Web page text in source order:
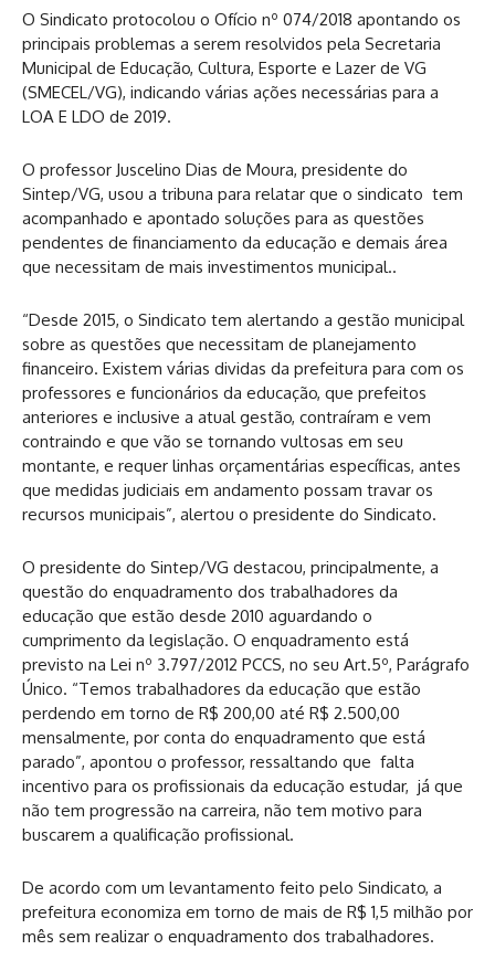
O Sindicato protocolou o Ofício nº 074/2018 apontando os
principais problemas a serem resolvidos pela Secretaria
Municipal de Educação, Cultura, Esporte e Lazer de VG
(SMECEL/VG), indicando várias ações necessárias para a
LOA E LDO de 2019.
O professor Juscelino Dias de Moura, presidente do
Sintep/VG, usou a tribuna para relatar que o sindicato tem
acompanhado e apontado soluções para as questões
pendentes de financiamento da educação e demais área
que necessitam de mais investimentos municipal..
“Desde 2015, o Sindicato tem alertando a gestão municipal
sobre as questões que necessitam de planejamento
financeiro. Existem várias dividas da prefeitura para com os
professores e funcionários da educação, que prefeitos
anteriores e inclusive a atual gestão, contraíram e vem
contraindo e que vão se tornando vultosas em seu
montante, e requer linhas orçamentárias específicas, antes
que medidas judiciais em andamento possam travar os
recursos municipais”, alertou o presidente do Sindicato.
O presidente do Sintep/VG destacou, principalmente, a
questão do enquadramento dos trabalhadores da
educação que estão desde 2010 aguardando o
cumprimento da legislação. O enquadramento está
previsto na Lei nº 3.797/2012 PCCS, no seu Art.5º, Parágrafo
Único. “Temos trabalhadores da educação que estão
perdendo em torno de R$ 200,00 até R$ 2.500,00
mensalmente, por conta do enquadramento que está
parado”, apontou o professor, ressaltando que falta
incentivo para os profissionais da educação estudar, já que
não tem progressão na carreira, não tem motivo para
buscarem a qualificação profissional.
De acordo com um levantamento feito pelo Sindicato, a
prefeitura economiza em torno de mais de R$ 1,5 milhão por
mês sem realizar o enquadramento dos trabalhadores.